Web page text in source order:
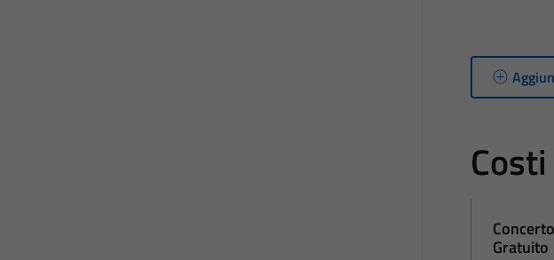
Costi
Concerto
Gratuito